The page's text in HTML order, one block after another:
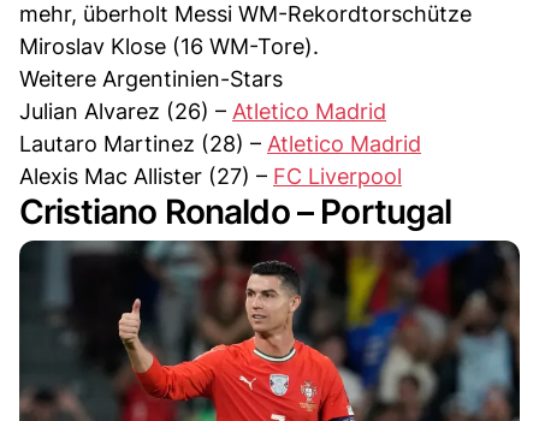
mehr, überholt Messi WM-Rekordtorschütze
Miroslav Klose (16 WM-Tore).
Weitere Argentinien-Stars
Julian Alvarez (26) – Atletico Madrid
Lautaro Martinez (28) – Atletico Madrid
Alexis Mac Allister (27) – FC Liverpool
Cristiano Ronaldo – Portugal